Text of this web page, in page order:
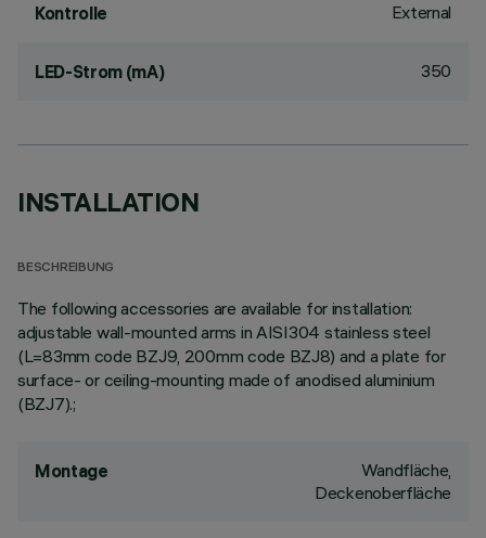
Kontrolle External
LED-Strom (mA) 350
INSTALLATION
BESCHREIBUNG
The following accessories are available for installation:
adjustable wall-mounted arms in AISI304 stainless steel
(L=83mm code BZJ9, 200mm code BZJ8) and a plate for
surface- or ceiling-mounting made of anodised aluminium
(BZJ7).;
Montage
Wandfläche,
Deckenoberfläche